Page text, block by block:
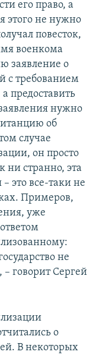
его право, а
этого не нужно
повесток,
военкома
заявление о
с требованием
предоставить
нужно
об
случае
он просто
ни странно, эта
это все-таки не
Примеров,
уже
не
говорит Сергей
о
В некоторых